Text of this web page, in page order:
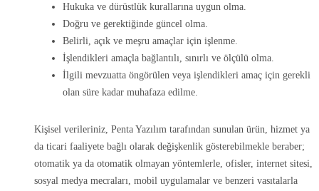
Hukuka ve dürüstlük kurallarına uygun olma.
Doğru ve gerektiğinde güncel olma.
Belirli, açık ve meşru amaçlar için işlenme.
İşlendikleri amaçla bağlantılı, sınırlı ve ölçülü olma.
İlgili mevzuatta öngörülen veya işlendikleri amaç için gerekli
olan süre kadar muhafaza edilme.
Kişisel verileriniz, Penta Yazılım tarafından sunulan ürün, hizmet ya
da ticari faaliyete bağlı olarak değişkenlik gösterebilmekle beraber;
otomatik ya da otomatik olmayan yöntemlerle, ofisler, internet sitesi,
sosyal medya mecraları, mobil uygulamalar ve benzeri vasıtalarla